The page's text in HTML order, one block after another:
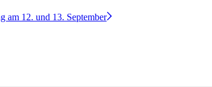
am 12. und 13. September